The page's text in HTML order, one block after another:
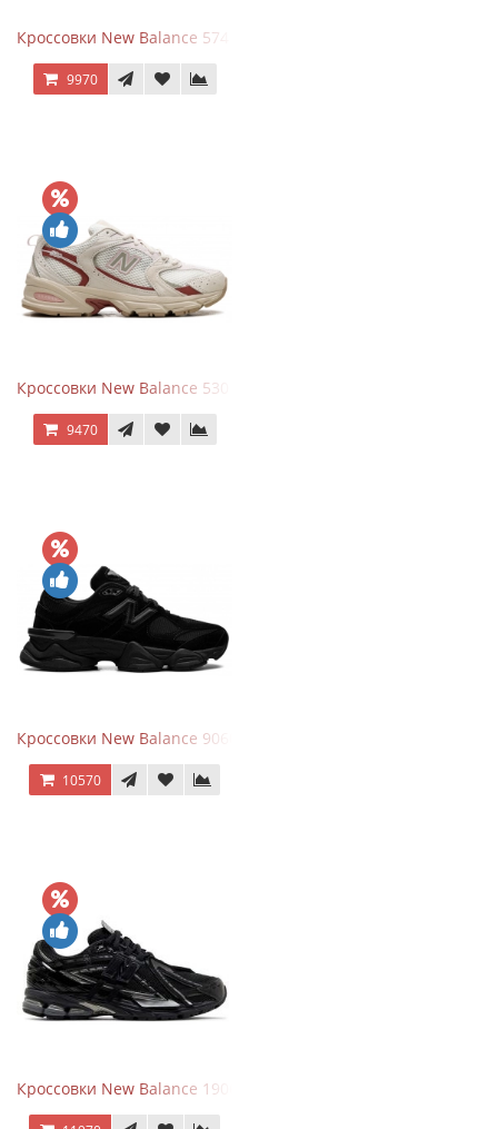
Кроссовки New Balance 574 Silver Summer Fog
9970
Кроссовки New Balance 530 Festival Pack Clay
9470
Кроссовки New Balance 9060 Triple Black
10570
Кроссовки New Balance 1906A Black Silver